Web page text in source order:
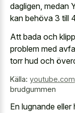
dagligen, medan
kan behöva 3 till
Att bada och
problem med
torr hud och
Källa: youtube.com
brudgummen
En lugnande